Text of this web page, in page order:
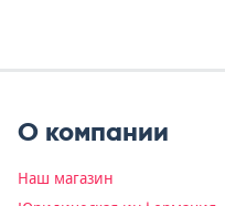
О компании
Наш магазин